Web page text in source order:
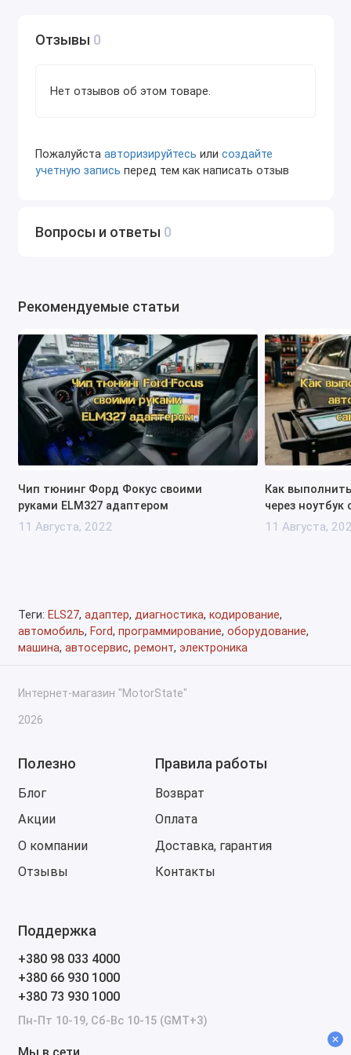
поддерживает широкий спектр протоколов, он
Более высокая цена по сравнению с ELM327:
это связано с более широкой
В целом, ELS27 - это хороший выбор для тех, кому
возможностями для работы с автомобилями Ford. Он
дополнительных функций, что делает его корисным
инструментом для диагностики и обслуживания
автомобилей.
Отзывы 0
Нет отзывов об этом товаре.
Пожалуйста авторизируйтесь или создайте
учетную запись перед тем как написать отзыв
Вопросы и ответы 0
Рекомендуемые статьи
Чип тюнинг Форд Фокус своими
руками ELM327 адаптером
11 Августа, 2022
Как
через
11 Августа,
Теги: ELS27, адаптер, диагностика, кодирование,
автомобиль, Ford, программирование, оборудование,
машина, автосервис, ремонт, электроника
Интернет-магазин "MotorState"
2026
Полезно
Блог
Акции
О компании
Отзывы
Правила работы
Возврат
Оплата
Доставка, гарантия
Контакты
Поддержка
+380 98 033 4000
+380 66 930 1000
+380 73 930 1000
Пн-Пт 10-19, Сб-Вс 10-15 (GMT+3)
Мы в сети